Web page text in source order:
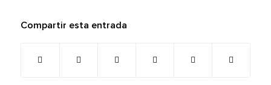
Compartir esta entrada